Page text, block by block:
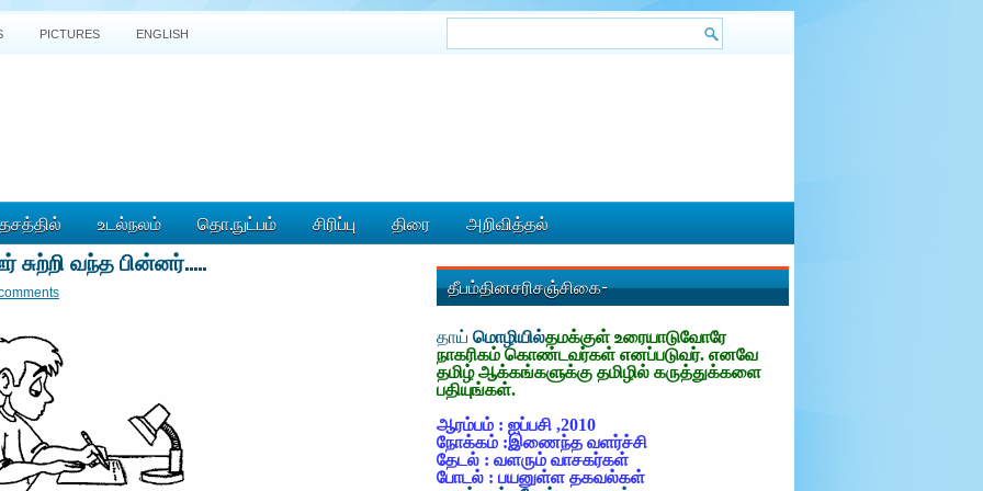
PICTURES ENGLISH
உடல்நலம் தொ.நுட்பம் சிரிப்பு திரை அறிவித்தல்
சுற்றி வந்த பின்னர்.....
தீபம்தினசரிசஞ்சிகை-
தாய் மொழியில்தமக்குள் உரையாடுவோரே
நாகரிகம் கொண்டவர்கள் எனப்படுவர். எனவே
தமிழ் ஆக்கங்களுக்கு தமிழில் கருத்துக்களை
பதியுங்கள்.
ஆரம்பம் : ஐப்பசி ,2010
நோக்கம் :இணைந்த வளர்ச்சி
தேடல் : வளரும் வாசகர்கள்
போடல் : பயனுள்ள தகவல்கள்